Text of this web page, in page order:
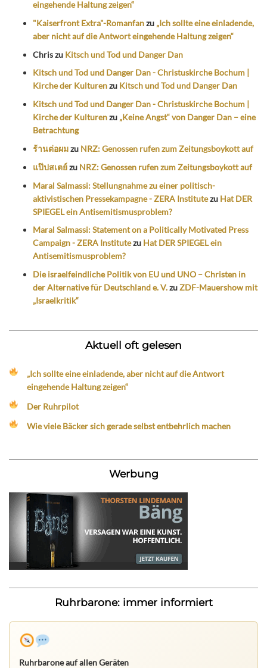
eingehende Haltung zeigen“
"Kaiserfront Extra"-Romanfanzu „Ich sollte eine einladende,
aber nicht auf die Antwort eingehende Haltung zeigen“
Chriszu Kitsch und Tod und Danger Dan
Kitsch und Tod und Danger Dan - Christuskirche Bochum |
Kirche der Kulturenzu Kitsch und Tod und Danger Dan
Kitsch und Tod und Danger Dan - Christuskirche Bochum |
Kirche der Kulturenzu „Keine Angst“ von Danger Dan – eine
Betrachtung
ร้านต่อผมzu NRZ: Genossen rufen zum Zeitungsboykott auf
แป๊ปสเตย์zu NRZ: Genossen rufen zum Zeitungsboykott auf
Maral Salmassi: Stellungnahme zu einer politisch-
aktivistischen Pressekampagne - ZERA Institutezu Hat DER
SPIEGEL ein Antisemitismusproblem?
Maral Salmassi: Statement on a Politically Motivated Press
Campaign - ZERA Institutezu Hat DER SPIEGEL ein
Antisemitismusproblem?
Die israelfeindliche Politik von EU und UNO – Christen in
der Alternative für Deutschland e. V.zuZDF-Mauershow mit
„Israelkritik“
Aktuell oft gelesen
„Ich sollte eine einladende, aber nicht auf die Antwort
eingehende Haltung zeigen“
Der Ruhrpilot
Wie viele Bäcker sich gerade selbst entbehrlich machen
Werbung
Ruhrbarone: immer informiert
Ruhrbarone auf allen Geräten